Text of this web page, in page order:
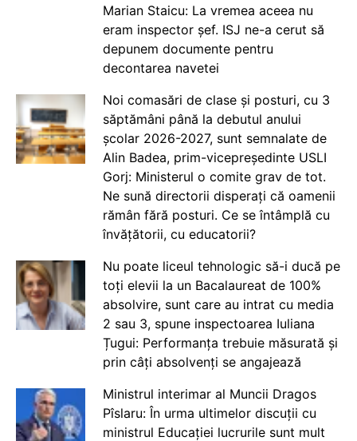
Marian Staicu: La vremea aceea nu
eram inspector șef. ISJ ne-a cerut să
depunem documente pentru
decontarea navetei
Noi comasări de clase și posturi, cu 3
săptămâni până la debutul anului
școlar 2026-2027, sunt semnalate de
Alin Badea, prim-vicepreședinte USLI
Gorj: Ministerul o comite grav de tot.
Ne sună directorii disperați că oamenii
rămân fără posturi. Ce se întâmplă cu
învățătorii, cu educatorii?
Nu poate liceul tehnologic să-i ducă pe
toți elevii la un Bacalaureat de 100%
absolvire, sunt care au intrat cu media
2 sau 3, spune inspectoarea Iuliana
Țugui: Performanța trebuie măsurată și
prin câți absolvenți se angajează
Ministrul interimar al Muncii Dragos
Pîslaru: În urma ultimelor discuții cu
ministrul Educației lucrurile sunt mult